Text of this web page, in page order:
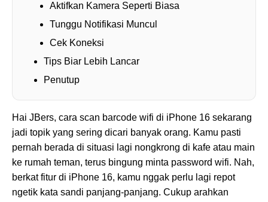
Aktifkan Kamera Seperti Biasa
Tunggu Notifikasi Muncul
Cek Koneksi
Tips Biar Lebih Lancar
Penutup
Hai JBers, cara scan barcode wifi di iPhone 16 sekarang
jadi topik yang sering dicari banyak orang. Kamu pasti
pernah berada di situasi lagi nongkrong di kafe atau main
ke rumah teman, terus bingung minta password wifi. Nah,
berkat fitur di iPhone 16, kamu nggak perlu lagi repot
ngetik kata sandi panjang-panjang. Cukup arahkan